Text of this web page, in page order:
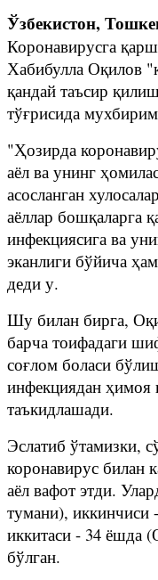
Ўзбекистон,
Коронавирусга
Хабибулла Оқилов
қандай таъсир
тўғрисида
"Ҳозирда
аёл ва унинг
асосланган
аёллар бошқаларга
инфекциясига ва
эканлиги бўйича
деди у.
Шу билан бирга,
барча тоифадаги
соғлом боласи
инфекциядан ҳимоя
таъкидлашади.
Эслатиб ўтамизки,
коронавирус билан
аёл вафот этди.
тумани), иккинчиси
иккитаси - 34 ёшда
бўлган.